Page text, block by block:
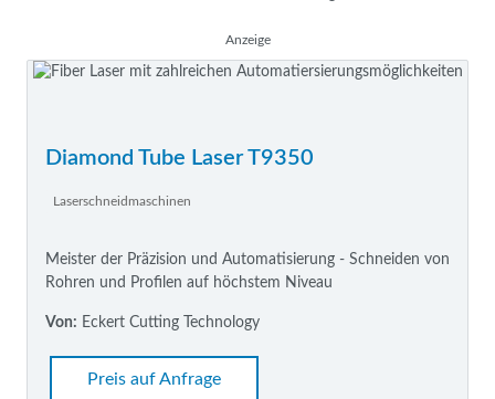
Anzeige
Diamond Tube Laser T9350
Laserschneidmaschinen
Meister der Präzision und Automatisierung - Schneiden von
Rohren und Profilen auf höchstem Niveau
Von: Eckert Cutting Technology
Preis auf Anfrage